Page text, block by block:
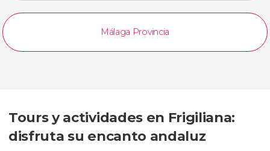
Málaga Provincia
Tours y actividades en Frigiliana:
disfruta su encanto andaluz